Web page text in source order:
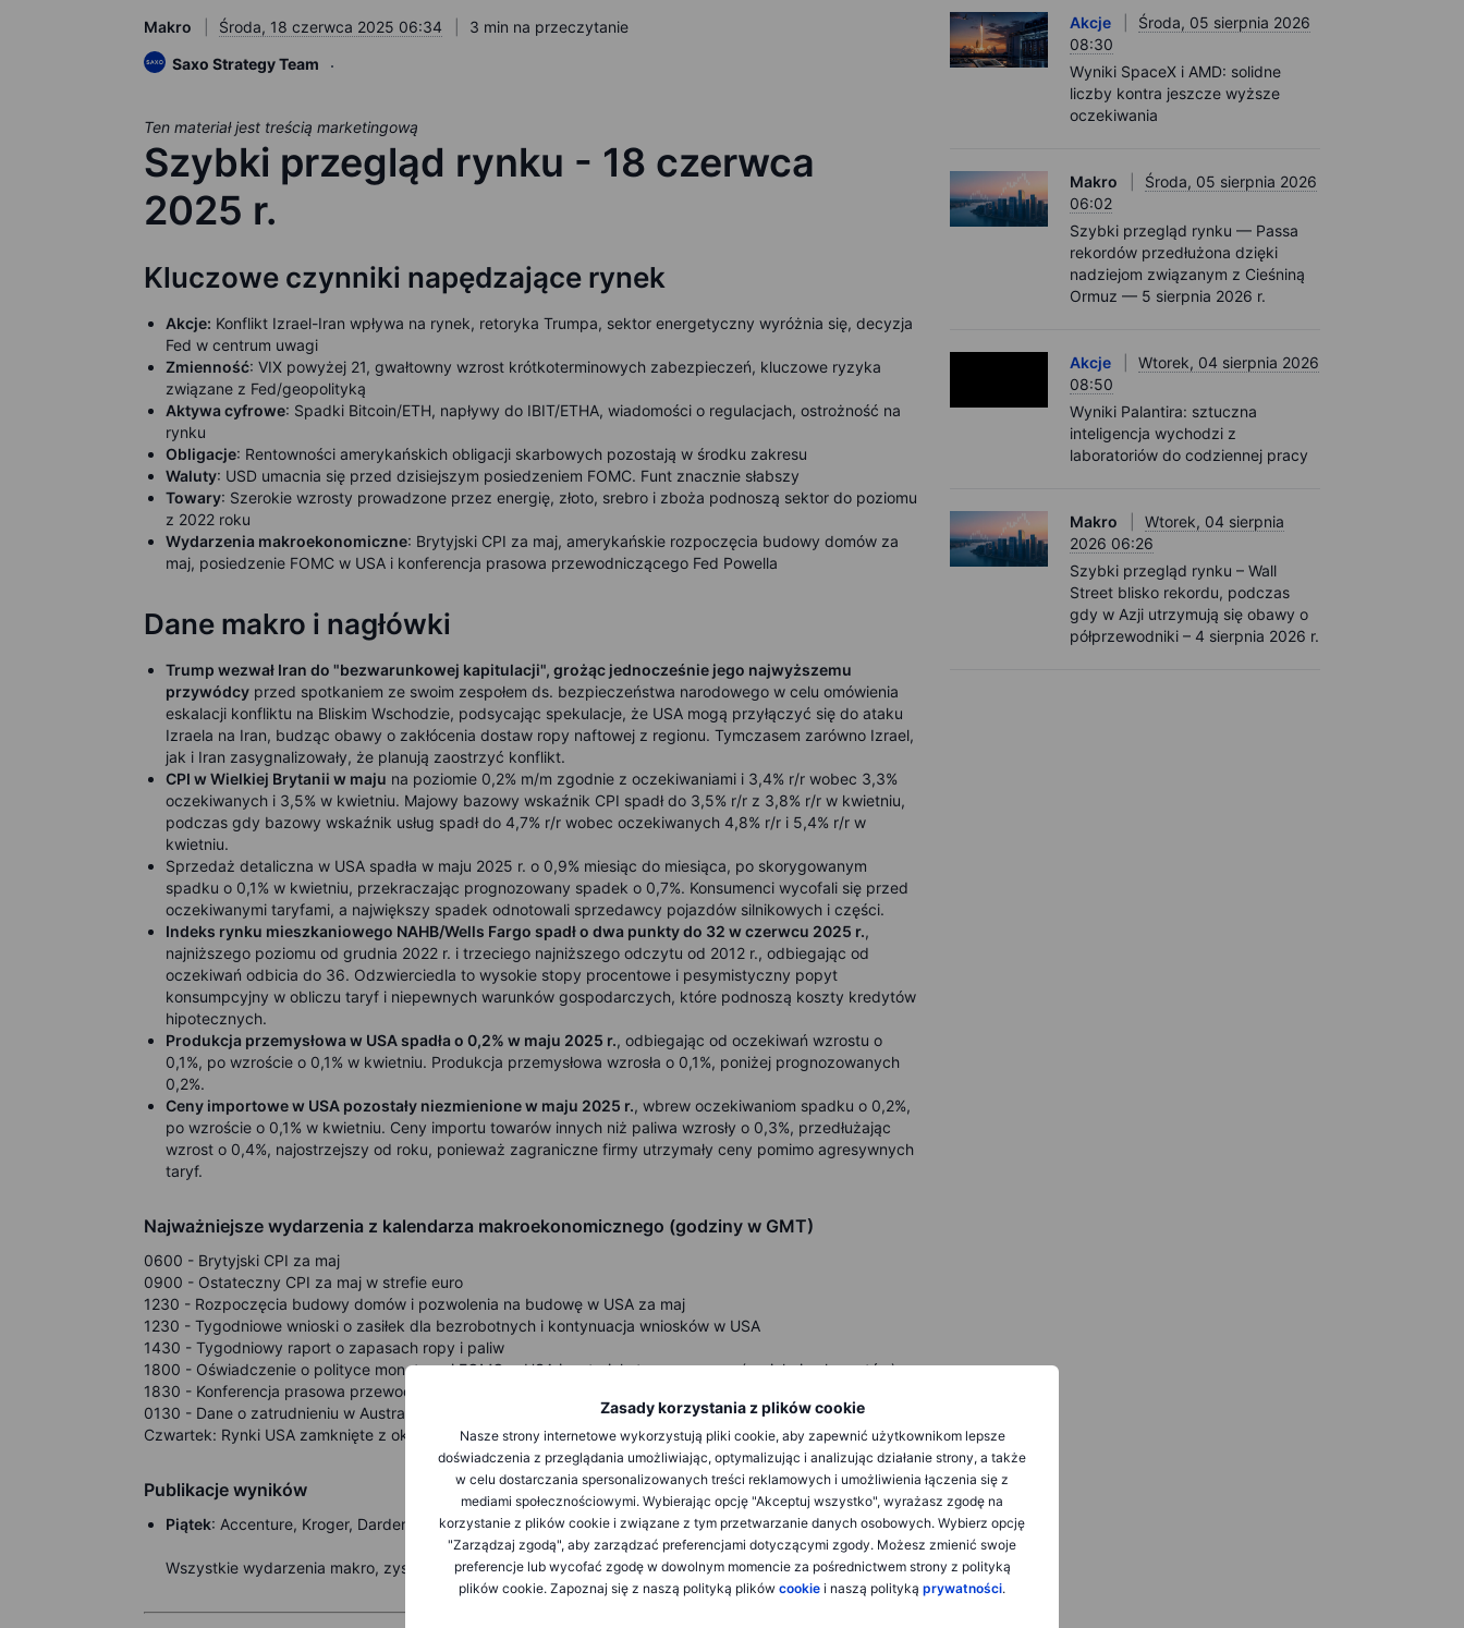
Zasady korzystania z plików cookie
Nasze strony internetowe wykorzystują pliki cookie, aby zapewnić użytkownikom lepsze
doświadczenia z przeglądania umożliwiając, optymalizując i analizując działanie strony, a także
w celu dostarczania spersonalizowanych treści reklamowych i umożliwienia łączenia się z
mediami społecznościowymi. Wybierając opcję "Akceptuj wszystko", wyrażasz zgodę na
korzystanie z plików cookie i związane z tym przetwarzanie danych osobowych. Wybierz opcję
"Zarządzaj zgodą", aby zarządzać preferencjami dotyczącymi zgody. Możesz zmienić swoje
preferencje lub wycofać zgodę w dowolnym momencie za pośrednictwem strony z polityką
plików cookie. Zapoznaj się z naszą polityką plików cookie i naszą polityką prywatności.
Makro Środa, 18 czerwca 2025 06:34
3 min na przeczytanie
Saxo Strategy Team
Ten materiał jest treścią marketingową
Szybki przegląd rynku - 18 czerwca
2025 r.
Kluczowe czynniki napędzające rynek
Akcje: Konflikt Izrael-Iran wpływa na rynek, retoryka Trumpa, sektor energetyczny wyróżnia się, decyzja
Fed w centrum uwagi
Zmienność: VIX powyżej 21, gwałtowny wzrost krótkoterminowych zabezpieczeń, kluczowe ryzyka
związane z Fed/geopolityką
Aktywa cyfrowe: Spadki Bitcoin/ETH, napływy do IBIT/ETHA, wiadomości o regulacjach, ostrożność na
rynku
Obligacje: Rentowności amerykańskich obligacji skarbowych pozostają w środku zakresu
Waluty: USD umacnia się przed dzisiejszym posiedzeniem FOMC. Funt znacznie słabszy
Towary: Szerokie wzrosty prowadzone przez energię, złoto, srebro i zboża podnoszą sektor do poziomu
z 2022 roku
Wydarzenia makroekonomiczne: Brytyjski CPI za maj, amerykańskie rozpoczęcia budowy domów za
maj, posiedzenie FOMC w USA i konferencja prasowa przewodniczącego Fed Powella
Dane makro i nagłówki
Trump wezwał Iran do "bezwarunkowej kapitulacji", grożąc jednocześnie jego najwyższemu
przywódcy przed spotkaniem ze swoim zespołem ds. bezpieczeństwa narodowego w celu omówienia
eskalacji konfliktu na Bliskim Wschodzie, podsycając spekulacje, że USA mogą przyłączyć się do ataku
Izraela na Iran, budząc obawy o zakłócenia dostaw ropy naftowej z regionu. Tymczasem zarówno Izrael,
jak i Iran zasygnalizowały, że planują zaostrzyć konflikt.
CPI w Wielkiej Brytanii w maju na poziomie 0,2% m/m zgodnie z oczekiwaniami i 3,4% r/r wobec 3,3%
oczekiwanych i 3,5% w kwietniu. Majowy bazowy wskaźnik CPI spadł do 3,5% r/r z 3,8% r/r w kwietniu,
podczas gdy bazowy wskaźnik usług spadł do 4,7% r/r wobec oczekiwanych 4,8% r/r i 5,4% r/r w
kwietniu.
Sprzedaż detaliczna w USA spadła w maju 2025 r. o 0,9% miesiąc do miesiąca, po skorygowanym
spadku o 0,1% w kwietniu, przekraczając prognozowany spadek o 0,7%. Konsumenci wycofali się przed
oczekiwanymi taryfami, a największy spadek odnotowali sprzedawcy pojazdów silnikowych i części.
Indeks rynku mieszkaniowego NAHB/Wells Fargo spadł o dwa punkty do 32 w czerwcu 2025 r.,
najniższego poziomu od grudnia 2022 r. i trzeciego najniższego odczytu od 2012 r., odbiegając od
oczekiwań odbicia do 36. Odzwierciedla to wysokie stopy procentowe i pesymistyczny popyt
konsumpcyjny w obliczu taryf i niepewnych warunków gospodarczych, które podnoszą koszty kredytów
hipotecznych.
Produkcja przemysłowa w USA spadła o 0,2% w maju 2025 r., odbiegając od oczekiwań wzrostu o
0,1%, po wzroście o 0,1% w kwietniu. Produkcja przemysłowa wzrosła o 0,1%, poniżej prognozowanych
0,2%.
Ceny importowe w USA pozostały niezmienione w maju 2025 r., wbrew oczekiwaniom spadku o 0,2%,
po wzroście o 0,1% w kwietniu. Ceny importu towarów innych niż paliwa wzrosły o 0,3%, przedłużając
wzrost o 0,4%, najostrzejszy od roku, ponieważ zagraniczne firmy utrzymały ceny pomimo agresywnych
taryf.
Najważniejsze wydarzenia z kalendarza makroekonomicznego (godziny w GMT)
0600 - Brytyjski CPI za maj
0900 - Ostateczny CPI za maj w strefie euro
1230 - Rozpoczęcia budowy domów i pozwolenia na budowę w USA za maj
1230 - Tygodniowe wnioski o zasiłek dla bezrobotnych i kontynuacja wniosków w USA
1430 - Tygodniowy raport o zapasach ropy i paliw
1800 - Oświadczenie o polityce monetarnej FOMC w USA i materiały towarzyszące (projekcje ekspertów)
1830 - Konferencja prasowa przewodniczącego Fed Powella
0130 - Dane o zatrudnieniu w Australii za maj
Czwartek: Rynki USA zamknięte z okazji święta Juneteenth
Publikacje wyników
Piątek: Accenture, Kroger, Darden Restaurants
Wszystkie wydarzenia makro, zysk i dywidendowe można znaleźć w kalendarzu Saxo na stronie.
Akcje
Środa, 05 sierpnia 2026
08:30
Wyniki SpaceX i AMD: solidne
liczby kontra jeszcze wyższe
oczekiwania
Makro
Środa, 05 sierpnia 2026
06:02
Szybki przegląd rynku — Passa
rekordów przedłużona dzięki
nadziejom związanym z Cieśniną
Ormuz — 5 sierpnia 2026 r.
Akcje
Wtorek, 04 sierpnia 2026
08:50
Wyniki Palantira: sztuczna
inteligencja wychodzi z
laboratoriów do codziennej pracy
Makro
Wtorek, 04 sierpnia
2026 06:26
Szybki przegląd rynku – Wall
Street blisko rekordu, podczas
gdy w Azji utrzymują się obawy o
półprzewodniki – 4 sierpnia 2026 r.